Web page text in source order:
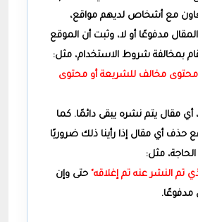
مع أشخاص لديهم مواقع،
مدفوعًا أو لا، وثبت أن الموقع
بمخالفة شروط الاستخدام، مثل:
محتوى مخالف للشريعة أو محتوى
مقال يتم نشره يبقى دائمًا. كما
حذف أي مقال إذا رأينا ذلك ضروريًا
مثل:
تم النشر عنه تم إغلاقه"حتى وإن
مدفوعًا.